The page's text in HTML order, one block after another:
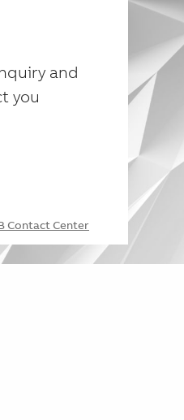
and
you
Contact Center